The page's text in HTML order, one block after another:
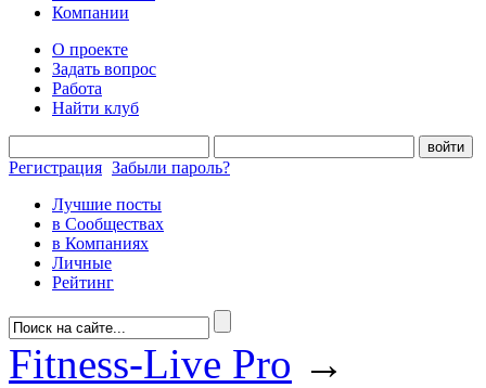
Компании
О проекте
Задать вопрос
Работа
Найти клуб
войти
Регистрация Забыли пароль?
Лучшие посты
в Сообществах
в Компаниях
Личные
Рейтинг
Fitness-Live Pro →